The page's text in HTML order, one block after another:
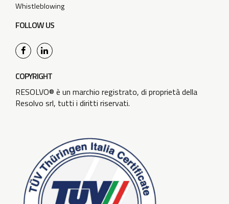
Whistleblowing
FOLLOW US
COPYRIGHT
RESOLVO® è un marchio registrato, di proprietà della
Resolvo srl, tutti i diritti riservati.